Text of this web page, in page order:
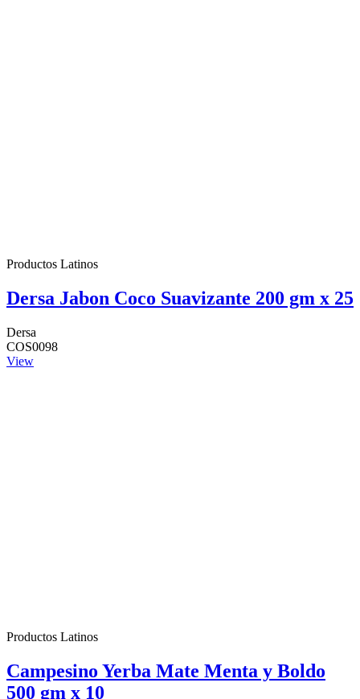
Productos Latinos
Dersa Jabon Coco Suavizante 200 gm x 25
Dersa
COS0098
View
Productos Latinos
Campesino Yerba Mate Menta y Boldo
500 gm x 10